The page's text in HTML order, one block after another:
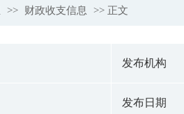
>> 财政收支信息 >> 正文
发布机构
发布日期